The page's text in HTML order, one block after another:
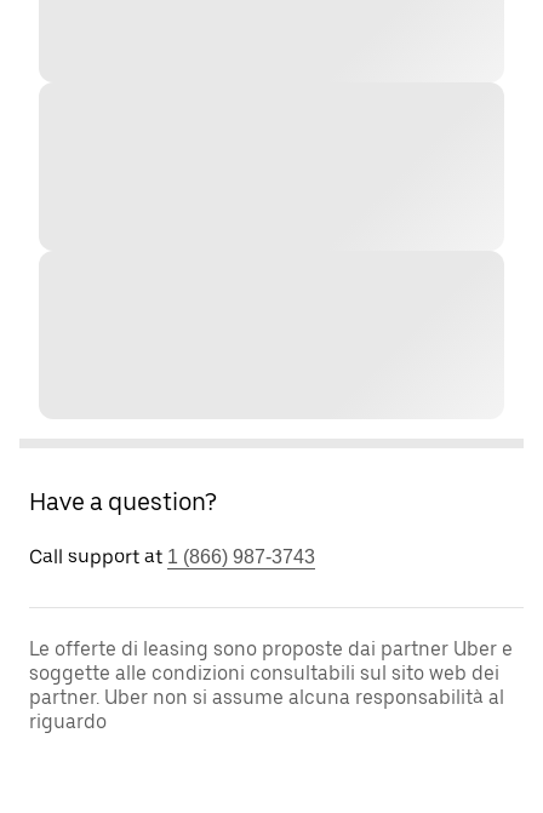
Have a question?
Call support at 1 (866) 987-3743
Le offerte di leasing sono proposte dai partner Uber e
soggette alle condizioni consultabili sul sito web dei
partner. Uber non si assume alcuna responsabilità al
riguardo